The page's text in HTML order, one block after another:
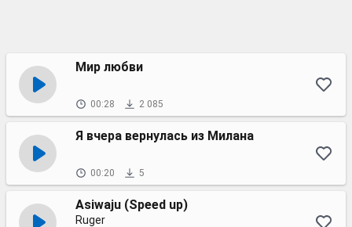
Мир любви
00:28 2 085
Я вчера вернулась из Милана
00:20 5
Asiwaju (Speed up)
Ruger